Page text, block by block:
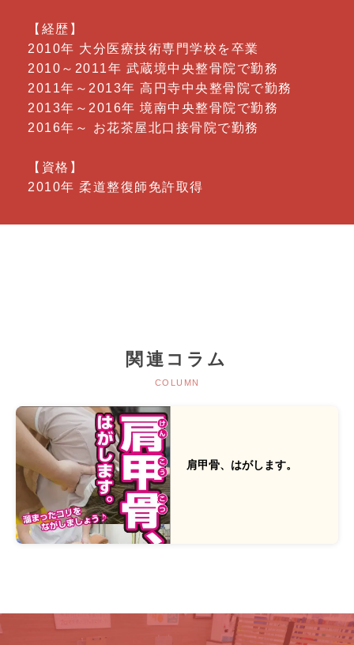
【経歴】
2010年 大分医療技術専門学校を卒業
2010～2011年 武蔵境中央整骨院で勤務
2011年～2013年 高円寺中央整骨院で勤務
2013年～2016年 境南中央整骨院で勤務
2016年～ お花茶屋北口接骨院で勤務
【資格】
2010年 柔道整復師免許取得
関連コラム
COLUMN
肩甲骨、はがします。